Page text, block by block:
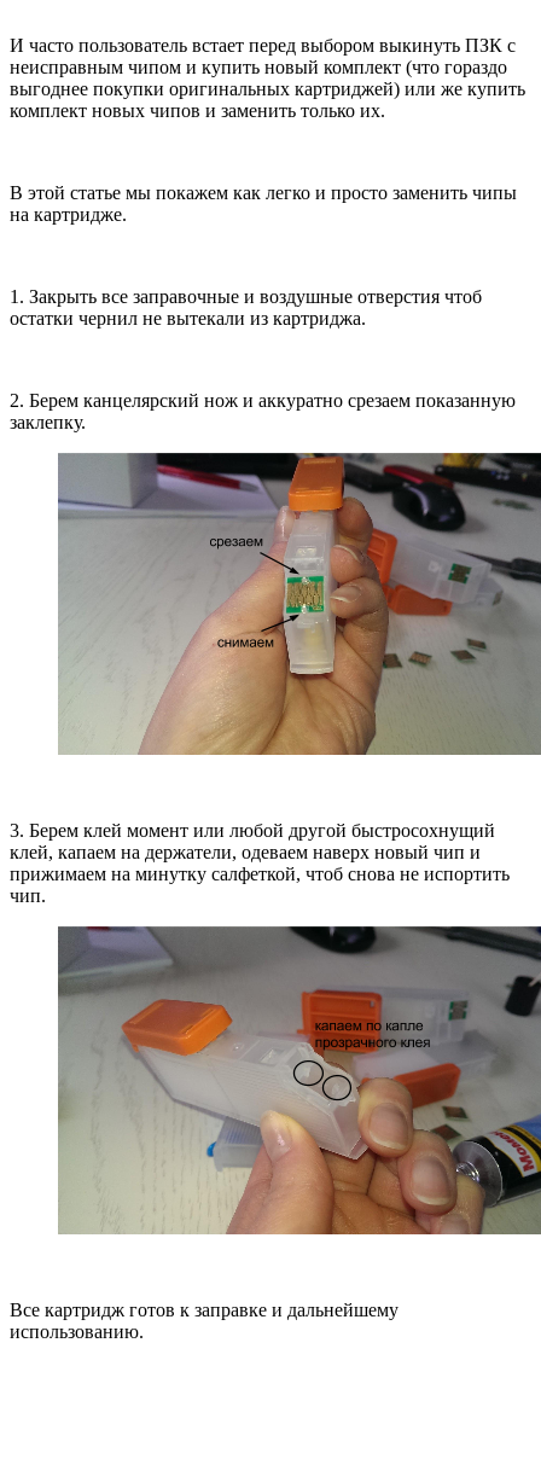
И часто пользователь встает перед выбором выкинуть ПЗК с
неисправным чипом и купить новый комплект (что гораздо
выгоднее покупки оригинальных картриджей) или же купить
комплект новых чипов и заменить только их.
В этой статье мы покажем как легко и просто заменить чипы
на картридже.
1. Закрыть все заправочные и воздушные отверстия чтоб
остатки чернил не вытекали из картриджа.
2. Берем канцелярский нож и аккуратно срезаем показанную
заклепку.
3. Берем клей момент или любой другой быстросохнущий
клей, капаем на держатели, одеваем наверх новый чип и
прижимаем на минутку салфеткой, чтоб снова не испортить
чип.
Все картридж готов к заправке и дальнейшему
использованию.